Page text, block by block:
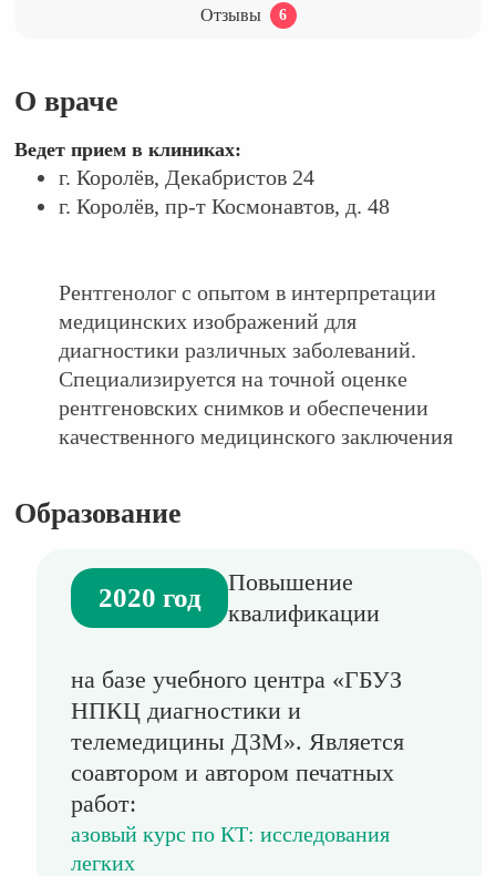
Отзывы 6
О враче
Ведет прием в клиниках:
г. Королёв, Декабристов 24
г. Королёв, пр-т Космонавтов, д. 48
Рентгенолог с опытом в интерпретации
медицинских изображений для
диагностики различных заболеваний.
Специализируется на точной оценке
рентгеновских снимков и обеспечении
качественного медицинского заключения
Образование
2020 год
Повышение
квалификации
на базе учебного центра «ГБУЗ
НПКЦ диагностики и
телемедицины ДЗМ». Является
соавтором и автором печатных
работ:
азовый курс по КТ: исследования
легких